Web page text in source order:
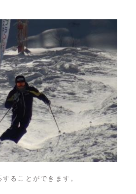
ることができます。